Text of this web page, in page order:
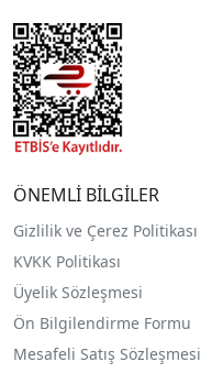
ÖNEMLİ BİLGİLER
Gizlilik ve Çerez Politikası
KVKK Politikası
Üyelik Sözleşmesi
Ön Bilgilendirme Formu
Mesafeli Satış Sözleşmesi